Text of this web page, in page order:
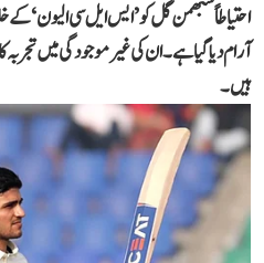
آرام دیا گیا ہے۔ ان کی غیر موجودگی میں
ہیں۔